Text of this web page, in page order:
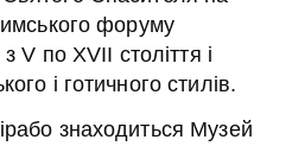
форуму
V по XVII століття і
і готичного стилів.
знаходиться Музей